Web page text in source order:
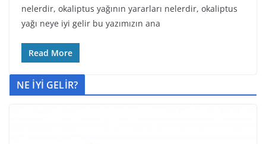
nelerdir, okaliptus yağının yararları nelerdir, okaliptus
yağı neye iyi gelir bu yazımızın ana
Read More
NE İYİ GELİR?